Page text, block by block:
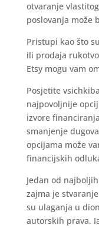
otvaranje
poslovanja može
Pristupi kao što
ili prodaja
Etsy mogu vam
Posjetite
najpovoljnije
izvore
smanjenje
opcijama može
financijskih
Jedan od
zajma je
su ulaganja u
autorskih prava.